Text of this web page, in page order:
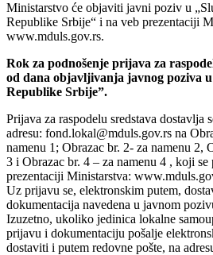
Ministarstvo će objaviti javni poziv u
Republike Srbije“ i na veb prezentaciji
www.mduls.gov.rs.
Rok za podnošenje prijava za
od dana objavljivanja javnog poziva
Republike Srbije”.
Prijava za raspodelu sredstava dostavlja
adresu: fond.lokal@mduls.gov.rs na
namenu 1; Obrazac br. 2- za namenu 2,
3 i Obrazac br. 4 – za namenu 4 , koji se
prezentaciji Ministarstva:
Uz prijavu se, elektronskim putem,
dokumentacija navedena u javnom
Izuzetno, ukoliko jedinica lokalne
prijavu i dokumentaciju pošalje
dostaviti i putem redovne pošte, na